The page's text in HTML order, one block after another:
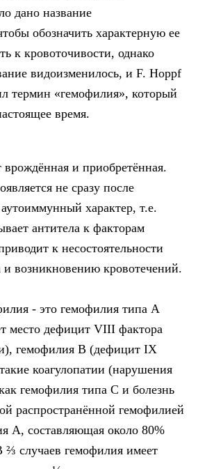
дано название
обозначить характерную ее
к кровоточивости, однако
видоизменилось, и F. Hoppf
термин «гемофилия», который
время.
и приобретённая.
не сразу после
характер, т.е.
антитела к факторам
к несостоятельности
и возникновению кровотечений.
- это гемофилия типа А
место дефицит VIII фактора
гемофилия В (дефицит IX
коагулопатии (нарушения
гемофилия типа С и болезнь
распространённой гемофилией
А, составляющая около 80%
⅔ случаев гемофилия имеет